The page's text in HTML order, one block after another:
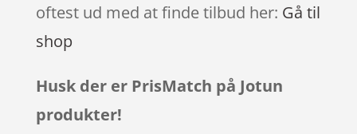
oftest ud med at finde tilbud her: Gå til
shop
Husk der er PrisMatch på Jotun
produkter!